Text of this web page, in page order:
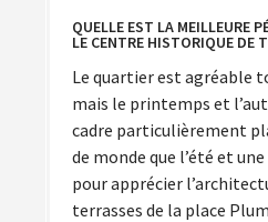
QUELLE EST LA MEILLEURE
LE CENTRE HISTORIQUE DE
Le quartier est agréable
mais le printemps et
cadre particulièrement
de monde que l’été et
pour apprécier
terrasses de la place